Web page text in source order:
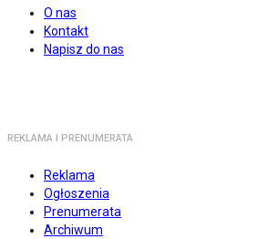
O nas
Kontakt
Napisz do nas
REKLAMA I PRENUMERATA
Reklama
Ogłoszenia
Prenumerata
Archiwum